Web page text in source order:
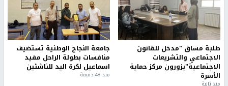
طلبة مساق "مدخل للقانون
الاجتماعي والتشريعات
الاجتماعية"يزورون مركز حماية
الأسرة
منذ ثانية
جامعة النجاح الوطنية تستضيف
منافسات بطولة الراحل مفيد
اسماعيل لكرة اليد للناشئين
منذ 48 دقيقة